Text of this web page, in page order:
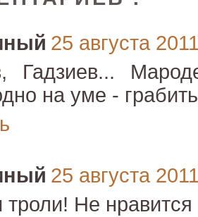
25 августа
Гадзиев...
на уме -
25 августа
троли! Не нравится